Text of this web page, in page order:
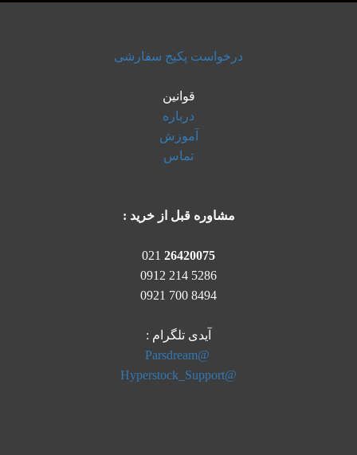
درخواست پکیج سفارشی
قوانین
درباره
آموزش
تماس
مشاوره قبل از خرید :
021 26420075
5286 214 0912
8494 700 0921
آیدی تلگرام :
@Parsdream
@Hyperstock_Support